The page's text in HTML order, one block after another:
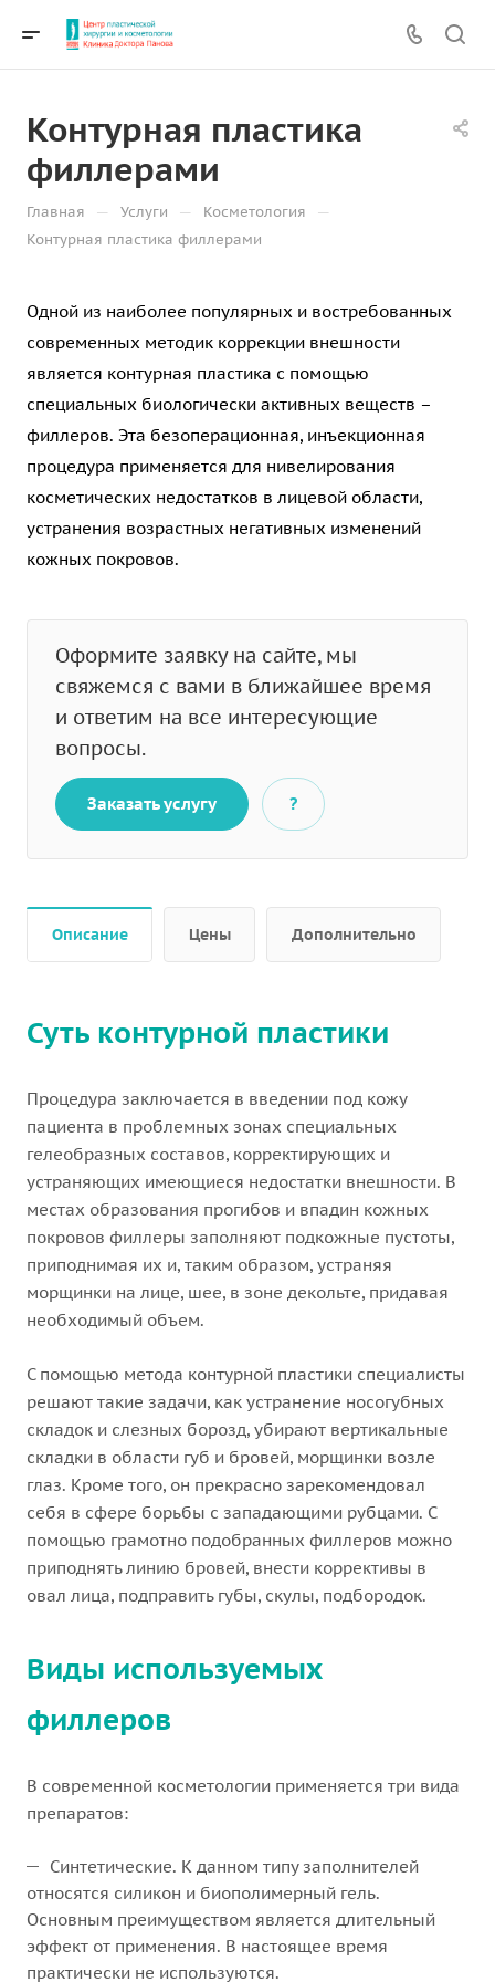
Контурная пластика
филлерами
Главная — Услуги — Косметология —
Контурная пластика филлерами
Одной из наиболее популярных и востребованных
современных методик коррекции внешности
является контурная пластика с помощью
специальных биологически активных веществ –
филлеров. Эта безоперационная, инъекционная
процедура применяется для нивелирования
косметических недостатков в лицевой области,
устранения возрастных негативных изменений
кожных покровов.
Оформите заявку на сайте, мы
свяжемся с вами в ближайшее время
и ответим на все интересующие
вопросы.
Заказать услугу ?
Описание Цены Дополнительно
Суть контурной пластики
Процедура заключается в введении под кожу
пациента в проблемных зонах специальных
гелеобразных составов, корректирующих и
устраняющих имеющиеся недостатки внешности. В
местах образования прогибов и впадин кожных
покровов филлеры заполняют подкожные пустоты,
приподнимая их и, таким образом, устраняя
морщинки на лице, шее, в зоне декольте, придавая
необходимый объем.
С помощью метода контурной пластики специалисты
решают такие задачи, как устранение носогубных
складок и слезных борозд, убирают вертикальные
складки в области губ и бровей, морщинки возле
глаз. Кроме того, он прекрасно зарекомендовал
себя в сфере борьбы с западающими рубцами. С
помощью грамотно подобранных филлеров можно
приподнять линию бровей, внести коррективы в
овал лица, подправить губы, скулы, подбородок.
Виды используемых
филлеров
В современной косметологии применяется три вида
препаратов:
Синтетические. К данном типу заполнителей
относятся силикон и биополимерный гель.
Основным преимуществом является длительный
эффект от применения. В настоящее время
практически не используются.